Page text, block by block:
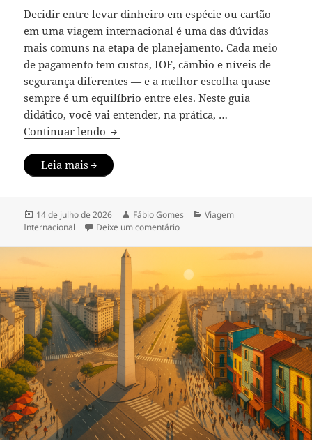
Decidir entre levar dinheiro em espécie ou cartão
em uma viagem internacional é uma das dúvidas
mais comuns na etapa de planejamento. Cada meio
de pagamento tem custos, IOF, câmbio e níveis de
segurança diferentes — e a melhor escolha quase
sempre é um equilíbrio entre eles. Neste guia
didático, você vai entender, na prática, …
Continuar lendo Dinheiro em espécie ou cartão? Guia
Leia mais
Publicado
em
14 de julho de 2026 Autor
Fábio Gomes Categorias
Viagem
Internacional
Deixe um comentárioem Dinheiro em espécie ou